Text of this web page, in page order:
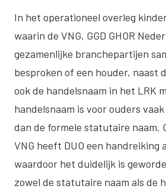
In het operationeel overleg
waarin de VNG, GGD GHOR
gezamenlijke branchepartijen
besproken of een houder, naast
ook de handelsnaam in het LRK
handelsnaam is voor ouders
dan de formele statutaire naam.
VNG heeft DUO een handreiking
waardoor het duidelijk is
zowel de statutaire naam als de